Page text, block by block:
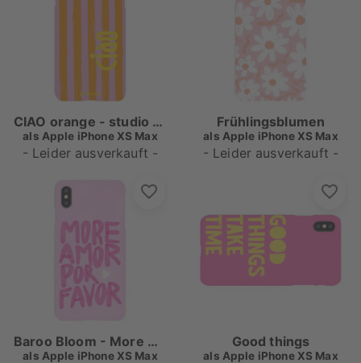
CIAO orange - studio scusi
als Apple iPhone XS Max
- Leider ausverkauft -
Frühlingsblumen
als Apple iPhone XS Max
- Leider ausverkauft -
Baroo Bloom - More Amor Pink
als Apple iPhone XS Max
Good things
als Apple iPhone XS Max